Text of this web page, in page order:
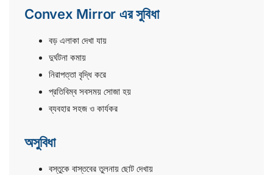
Convex Mirror এর সুবিধা
বড় এলাকা দেখা যায়
দুর্ঘটনা কমায়
নিরাপত্তা বৃদ্ধি করে
প্রতিবিম্ব সবসময় সোজা হয়
ব্যবহার সহজ ও কার্যকর
অসুবিধা
বস্তুকে বাস্তবের তুলনায় ছোট দেখায়